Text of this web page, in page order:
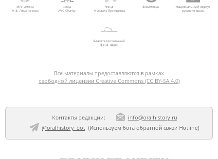
МГУ имени
М.В. Ломоносова
Фонд
AVC Charity
Фонд
Михаила Прохорова
Викимедиа
Национальный корпус
русского языка
Благотворительный
фонд «Дар»
Все материалы предоставляются в рамках
свободной лицензии Creative Commons (CC BY-SA 4.0)
Контакты редакции:
info@oralhistory.ru
@oralhistory_bot(Используем бота обратной связи Hotline)